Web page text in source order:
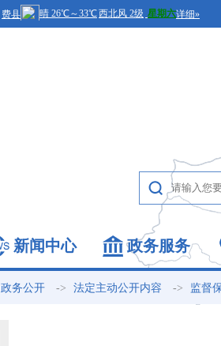
新闻中心 政务服务
政务公开 -> 法定主动公开内容 -> 监督